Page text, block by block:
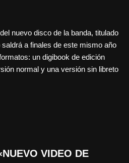
nuevo disco de la banda, titulado
saldrá a finales de este mismo año
un digibook de edición
normal y una versión sin libreto
VIDEO DE